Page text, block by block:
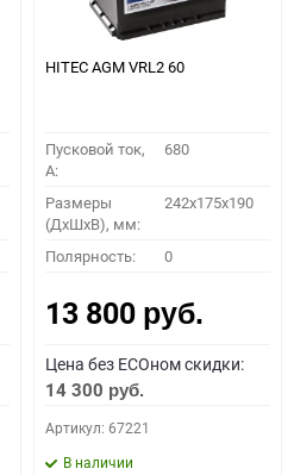
HITEC AGM VRL2 60
Пусковой ток,
A:
680
Размеры
(ДхШхВ), мм:
242x175x190
Полярность: 0
13 800 руб.
Цена без ECOном скидки:
14 300 руб.
Артикул: 67221
В наличии